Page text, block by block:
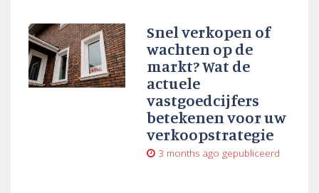
Snel verkopen of
wachten op de
markt? Wat de
actuele
vastgoedcijfers
betekenen voor uw
verkoopstrategie
3 months ago gepubliceerd